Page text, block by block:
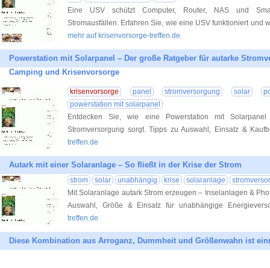
Eine USV schützt Computer, Router, NAS und
Stromausfällen. Erfahren Sie, wie eine USV funktioniert und
mehr auf krisenvorsorge-treffen.de
Powerstation mit Solarpanel – Der große Ratgeber für autarke
Camping und Krisenvorsorge
krisenvorsorge panel stromversorgung solar
powerstation mit solarpanel
Entdecken Sie, wie eine Powerstation mit
Stromversorgung sorgt. Tipps zu Auswahl, Einsatz &
treffen.de
Autark mit einer Solaranlage – So fließt in der Krise der Strom
strom solar unabhängig krise solaranlage
Mit Solaranlage autark Strom erzeugen – Inselanlagen &
Auswahl, Größe & Einsatz für unabhängige
treffen.de
Diese Kombination aus Arroganz, Dummheit und Größenwahn ist